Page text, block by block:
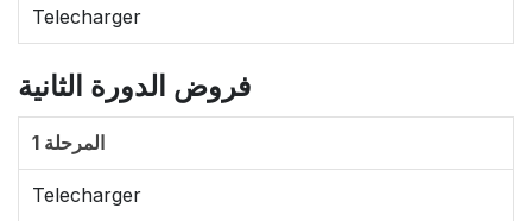
Telecharger
فروض الدورة الثانية
المرحلة 1
Telecharger